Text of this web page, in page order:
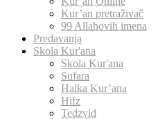
Kur’an pretraživač
99 Allahovih imena
Predavanja
Skola Kur'ana
Skola Kur'ana
Sufara
Halka Kur’ana
Hifz
Tedzvid